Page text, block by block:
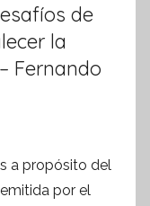
de
la
Fernando
a propósito del
por el